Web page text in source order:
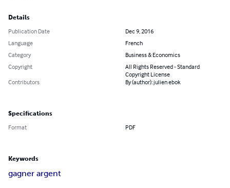
Details
Publication Date
Dec 9, 2016
Language
French
Category
Business & Economics
Copyright
All Rights Reserved - Standard
Copyright License
Contributors
By (author): julien ebok
Specifications
Format PDF
Keywords
gagner argent